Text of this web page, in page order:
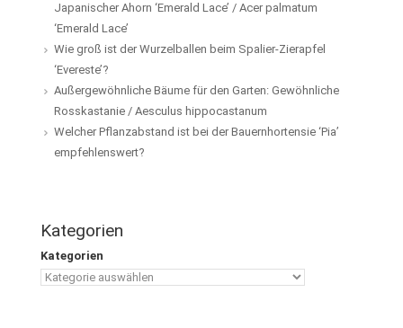
Japanischer Ahorn ‘Emerald Lace’ / Acer palmatum
‘Emerald Lace’
Wie groß ist der Wurzelballen beim Spalier-Zierapfel
‘Evereste’?
Außergewöhnliche Bäume für den Garten: Gewöhnliche
Rosskastanie / Aesculus hippocastanum
Welcher Pflanzabstand ist bei der Bauernhortensie ‘Pia’
empfehlenswert?
Kategorien
Kategorien